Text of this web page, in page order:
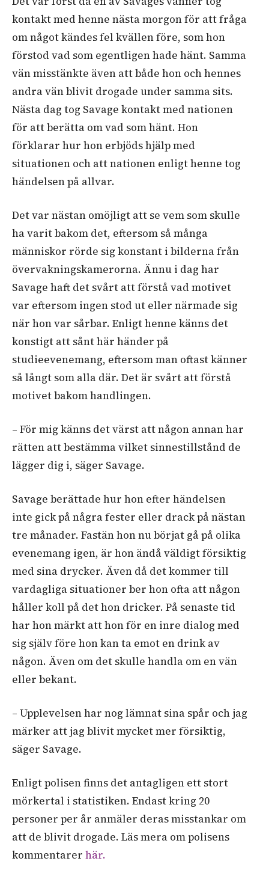
kontakt med henne nästa morgon för att fråga
om något kändes fel kvällen före, som hon
förstod vad som egentligen hade hänt. Samma
vän misstänkte även att både hon och hennes
andra vän blivit drogade under samma sits.
Nästa dag tog Savage kontakt med nationen
för att berätta om vad som hänt. Hon
förklarar hur hon erbjöds hjälp med
situationen och att nationen enligt henne tog
händelsen på allvar.
Det var nästan omöjligt att se vem som skulle
ha varit bakom det, eftersom så många
människor rörde sig konstant i bilderna från
övervakningskamerorna. Ännu i dag har
Savage haft det svårt att förstå vad motivet
var eftersom ingen stod ut eller närmade sig
när hon var sårbar. Enligt henne känns det
konstigt att sånt här händer på
studieevenemang, eftersom man oftast känner
så långt som alla där. Det är svårt att förstå
motivet bakom handlingen.
– För mig känns det värst att någon annan har
rätten att bestämma vilket sinnestillstånd de
lägger dig i, säger Savage.
Savage berättade hur hon efter händelsen
inte gick på några fester eller drack på nästan
tre månader. Fastän hon nu börjat gå på olika
evenemang igen, är hon ändå väldigt försiktig
med sina drycker. Även då det kommer till
vardagliga situationer ber hon ofta att någon
håller koll på det hon dricker. På senaste tid
har hon märkt att hon för en inre dialog med
sig själv före hon kan ta emot en drink av
någon. Även om det skulle handla om en vän
eller bekant.
– Upplevelsen har nog lämnat sina spår och jag
märker att jag blivit mycket mer försiktig,
säger Savage.
Enligt polisen finns det antagligen ett stort
mörkertal i statistiken. Endast kring 20
personer per år anmäler deras misstankar om
att de blivit drogade. Läs mera om polisens
kommentarer här.